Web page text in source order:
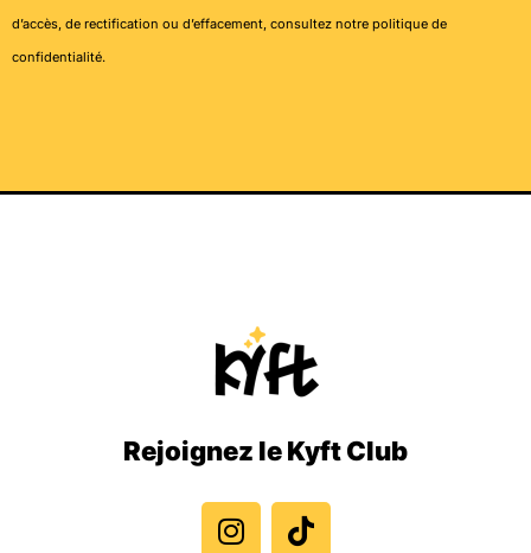
d’accès, de rectification ou d’effacement, consultez notre politique de
confidentialité.
Rejoignez le Kyft Club
n
s
i
k